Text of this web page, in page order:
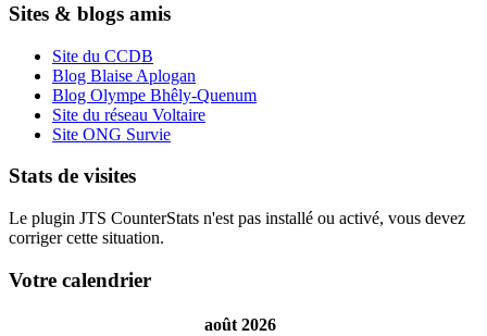
Sites & blogs amis
Site du CCDB
Blog Blaise Aplogan
Blog Olympe Bhêly-Quenum
Site du réseau Voltaire
Site ONG Survie
Stats de visites
Le plugin JTS CounterStats n'est pas installé ou activé, vous devez
corriger cette situation.
Votre calendrier
août 2026